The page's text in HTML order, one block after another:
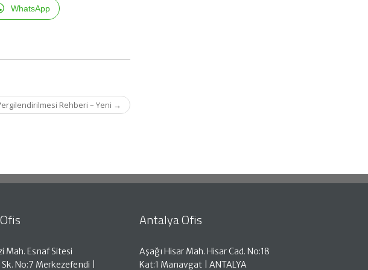
WhatsApp
Rehberi – Yeni →
Mah. Esnaf Sitesi
No:7 Merkezefendi |
Antalya Ofis
Aşağı Hisar Mah. Hisar Cad. No:18
Kat:1 Manavgat | ANTALYA